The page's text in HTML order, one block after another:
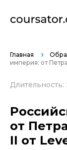
Главная
империя: от
Длительность:
от
II от